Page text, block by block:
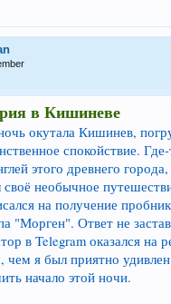
в Кишиневе
окутала Кишинев,
спокойствие.
этого древнего
своё необычное
на получение
"Морген". Ответ не
в Telegram оказался на
я был приятно
начало этой ночи.